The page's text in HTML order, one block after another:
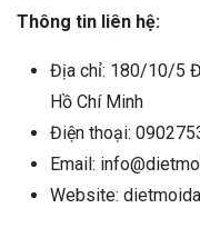
Thông tin liên hệ:
Địa chỉ: 180/10/5
Hồ Chí Minh
Điện thoại:
Email:
Website: